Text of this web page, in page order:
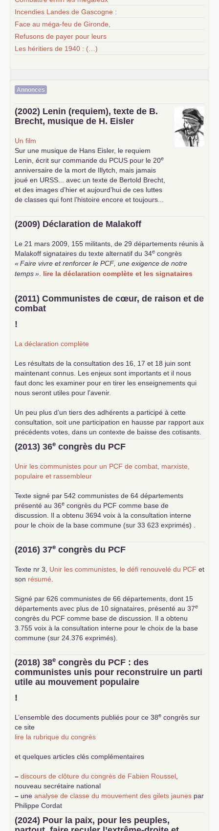
Incendies Landes de Gascogne :
Face au méga-feu de Gironde,
Refusons de payer pour leurs
Les héritiers de 1940 : (…)
Annonces
(2002) Lenin (requiem), texte de B.
Brecht, musique de H. Eisler
Un film
Sur une musique de Hans Eisler, le requiem
Lenin, écrit sur commande du PCUS pour le 20e
anniversaire de la mort de Illytch, mais jamais
joué en URSS ... avec un texte de Bertold Brecht,
et des images d’hier et aujourd’hui de ces luttes
de classes qui font l’histoire encore et toujours...
(2009) Déclaration de Malakoff
Le 21 mars 2009, 155 militants, de 29 départements réunis à
Malakoff signataires du texte alternatif du 34e congrès
«Faire vivre et renforcer le PCF , une exigence de notre
temps» lire la déclaration complète et les signataires
(2011) Communistes de cœur, de raison et de
combat
!
La déclaration complète
Les résultats de la consultation des 16, 17 et 18 juin sont
maintenant connus. Les enjeux sont importants et il nous
faut donc les examiner pour en tirer les enseignements qui
nous seront utiles pour l’avenir.
Un peu plus d’un tiers des adhérents a participé à cette
consultation, soit une participation en hausse par rapport aux
précédents votes, dans un contexte de baisse des cotisants.
... lire la suite
(2013) 36e congrès du PCF
Unir les communistes pour un PCF de combat, marxiste,
populaire et rassembleur
Texte signé par 542 communistes de 64 départements
présenté au 36e congrès du PCF comme base de
discussion. Il a obtenu 3694 voix à la consultation interne
pour le choix de la base commune (sur 33 623 exprimés) .
(2016) 37e congrès du PCF
Texte nr 3, Unir les communistes, le défi renouvelé du PCF et
son résumé
Signé par 626 communistes de 66 départements, dont 15
départements avec plus de 10 signataires, présenté au 37e
congrès du PCF comme base de discussion. Il a obtenu
3.755 voix à la consultation interne pour le choix de la base
commune (sur 24.376 exprimés).
(2018) 38e congrès du PCF : des
communistes unis pour reconstruire un parti
utile au mouvement populaire
!
L’ensemble des documents publiés pour ce 38e congrès sur
ce site
lire la rubrique du congrès
et quelques articles clés complémentaires
– discours de clôture du congrès de Fabien Roussel
nouveau secrétaire national
– une analyse de classe du mouvement des gilets jaunes par
Philippe Cordat
–
un texte de Jean-Claude Delaunay
le marxisme est la
science sociale de notre temps
(2024) Pour la paix, pour les peuples,